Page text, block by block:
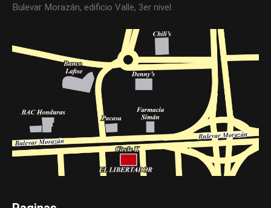
Bulevar Morazán, edificio Valle, 3er nivel.